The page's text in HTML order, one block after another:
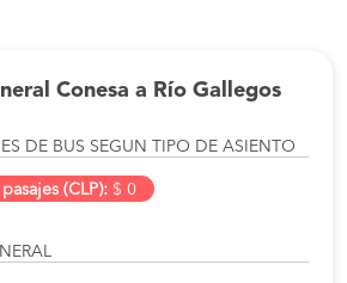
Conesa a Río Gallegos
DE BUS SEGUN TIPO DE ASIENTO
(CLP): $ 0